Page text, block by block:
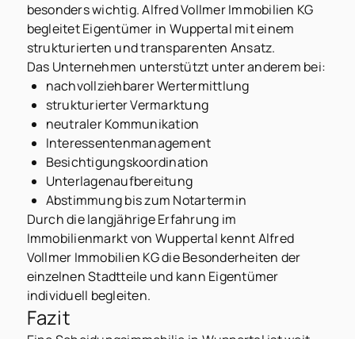
besonders wichtig. Alfred Vollmer Immobilien KG
begleitet Eigentümer in Wuppertal mit einem
strukturierten und transparenten Ansatz.
Das Unternehmen unterstützt unter anderem bei:
nachvollziehbarer Wertermittlung
strukturierter Vermarktung
neutraler Kommunikation
Interessentenmanagement
Besichtigungskoordination
Unterlagenaufbereitung
Abstimmung bis zum Notartermin
Durch die langjährige Erfahrung im
Immobilienmarkt von Wuppertal kennt Alfred
Vollmer Immobilien KG die Besonderheiten der
einzelnen Stadtteile und kann Eigentümer
individuell begleiten.
Fazit